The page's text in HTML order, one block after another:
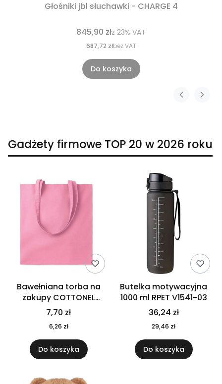
Głośniki jbl słuchawki - CHARGE 4
845,90 złz 23% VAT
687,72 złbez VAT
Do koszyka
Gadżety firmowe TOP 20 w 2026 roku
Bawełniana torba na
zakupy COTTONEL
COLOUR++ MO9846-11
7,70 zł
6,26 zł
Do koszyka
Butelka motywacyjna
1000 ml RPET V1541-03
36,24 zł
29,46 zł
Do koszyka